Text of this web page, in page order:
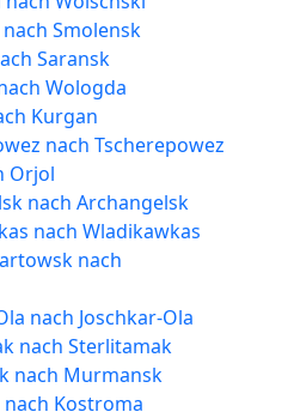
Smolensk
Saransk
Wologda
Kurgan
nach Tscherepowez
Orjol
nach Archangelsk
nach Wladikawkas
nach
nach Joschkar-Ola
nach Sterlitamak
nach Murmansk
Kostroma